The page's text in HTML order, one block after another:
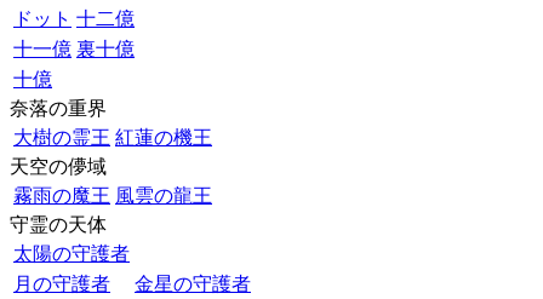
ドット 十二億
十一億 裏十億
十億
奈落の重界
大樹の霊王 紅蓮の機王
天空の儚域
霧雨の魔王 風雲の龍王
守霊の天体
太陽の守護者
月の守護者
金星の守護者